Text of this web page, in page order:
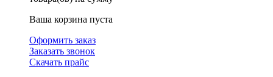
Ваша корзина пуста
Оформить заказ
Заказать звонок
Скачать прайс